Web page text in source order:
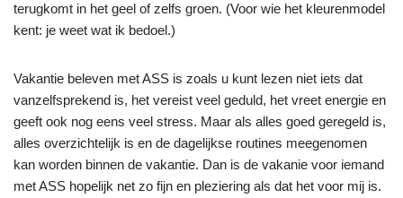
terugkomt in het geel of zelfs groen. (Voor wie het kleurenmodel
kent: je weet wat ik bedoel.)
Vakantie beleven met ASS is zoals u kunt lezen niet iets dat
vanzelfsprekend is, het vereist veel geduld, het vreet energie en
geeft ook nog eens veel stress. Maar als alles goed geregeld is,
alles overzichtelijk is en de dagelijkse routines meegenomen
kan worden binnen de vakantie. Dan is de vakanie voor iemand
met ASS hopelijk net zo fijn en pleziering als dat het voor mij is.